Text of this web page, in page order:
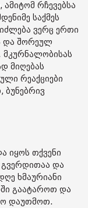
რჩევებსა
საქმეს
ვერც ერთი
და შორეულ
მკურნალობისას
მიღებას
რეაქციები
ბუნებრივ
იყოს თქვენი
გვერდითაა და
ხმაურიანი
გაატაროთ და
დაუთმოთ.